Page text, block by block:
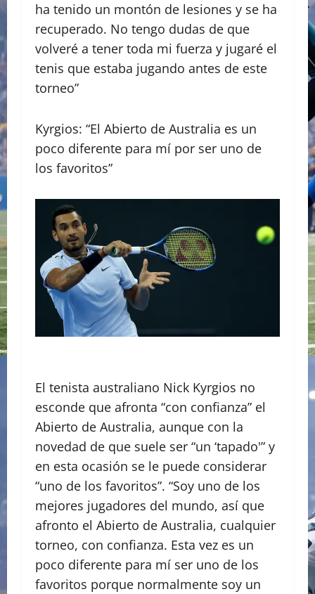
ha tenido un montón de lesiones y se ha
recuperado. No tengo dudas de que
volveré a tener toda mi fuerza y jugaré el
tenis que estaba jugando antes de este
torneo”
Kyrgios: “El Abierto de Australia es un
poco diferente para mí por ser uno de
los favoritos”
El tenista australiano Nick Kyrgios no
esconde que afronta “con confianza” el
Abierto de Australia, aunque con la
novedad de que suele ser “un ‘tapado'” y
en esta ocasión se le puede considerar
“uno de los favoritos”. “Soy uno de los
mejores jugadores del mundo, así que
afronto el Abierto de Australia, cualquier
torneo, con confianza. Esta vez es un
poco diferente para mí ser uno de los
favoritos porque normalmente soy un